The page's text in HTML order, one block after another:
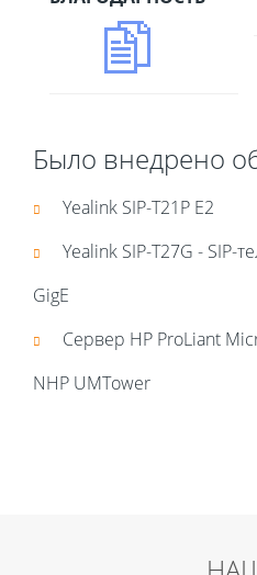
Было внедрено
Yealink SIP-T21P E2
Yealink SIP-T27G - SIP-
GigE
Сервер HP ProLiant
NHP UMTower